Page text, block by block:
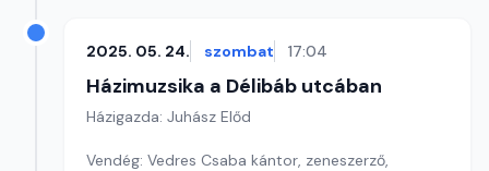
2025. 05. 24. szombat 17:04
Házimuzsika a Délibáb utcában
Házigazda: Juhász Előd
Vendég: Vedres Csaba kántor, zeneszerző,